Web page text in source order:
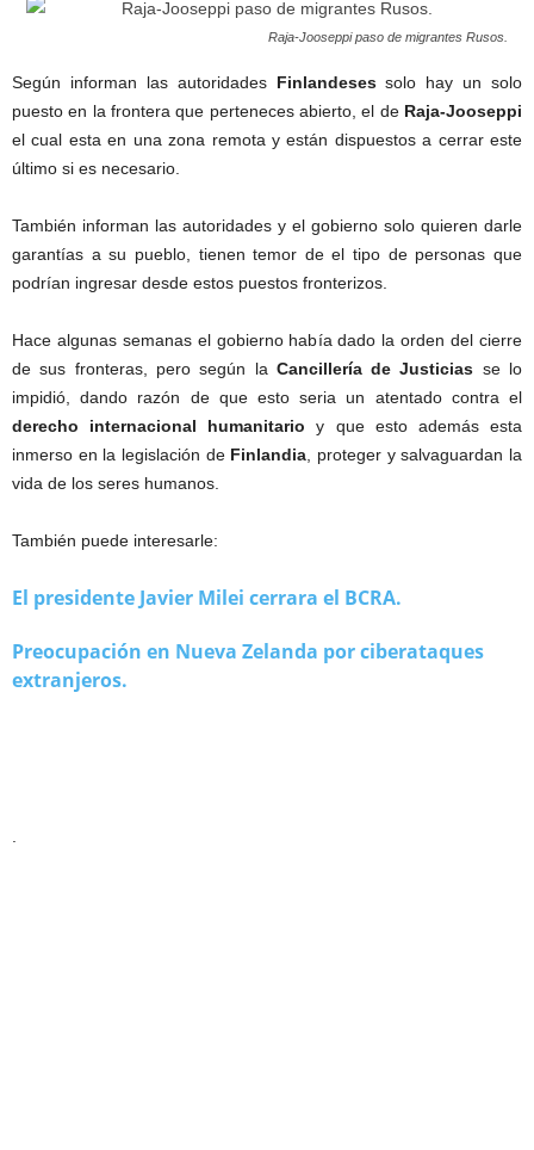
Raja-Jooseppi paso de migrantes Rusos.
Según informan las autoridades Finlandesessolo hay un solo
puesto en la frontera que perteneces abierto, el de Raja-Jooseppi
el cual esta en una zona remota y están dispuestos a cerrar este
último si es necesario.
También informan las autoridades y el gobierno solo quieren darle
garantías a su pueblo, tienen temor de el tipo de personas que
podrían ingresar desde estos puestos fronterizos.
Hace algunas semanas el gobierno había dado la orden del cierre
de sus fronteras, pero según la Cancillería de Justicias se lo
impidió, dando razón de que esto seria un atentado contra el
derecho internacional humanitario y que esto además esta
inmerso en la legislación de Finlandia, proteger y salvaguardan la
vida de los seres humanos.
También puede interesarle:
El presidente Javier Milei cerrara el BCRA.
Preocupación en Nueva Zelanda por ciberataques
extranjeros.
.